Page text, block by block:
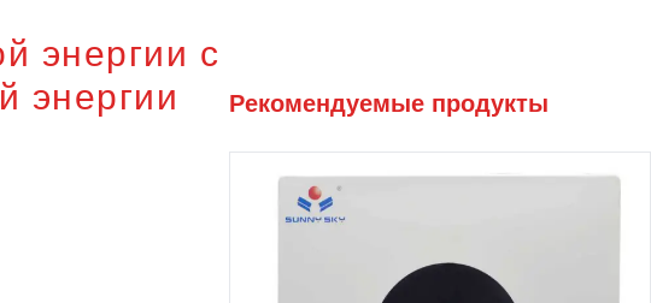
энергии с
энергии
Рекомендуемые продукты